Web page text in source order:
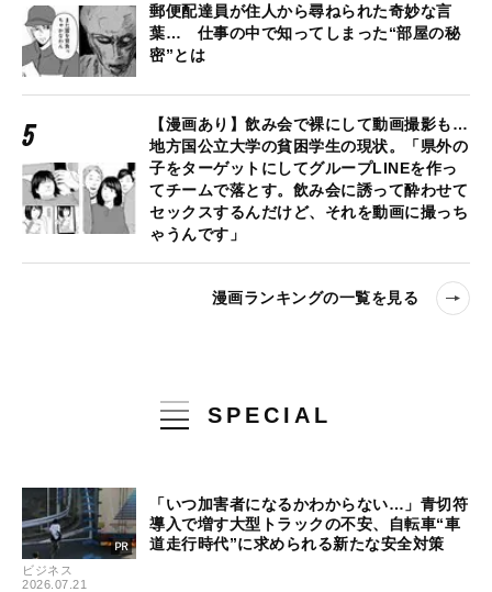
郵便配達員が住人から尋ねられた奇妙な言
葉… 仕事の中で知ってしまった“部屋の秘
密”とは
【漫画あり】飲み会で裸にして動画撮影も…
地方国公立大学の貧困学生の現状。「県外の
子をターゲットにしてグループLINEを作っ
てチームで落とす。飲み会に誘って酔わせて
セックスするんだけど、それを動画に撮っち
ゃうんです」
漫画ランキングの一覧を見る
SPECIAL
ビジネス
2026.07.21
「いつ加害者になるかわからない…」青切符
導入で増す大型トラックの不安、自転車“車
道走行時代”に求められる新たな安全対策